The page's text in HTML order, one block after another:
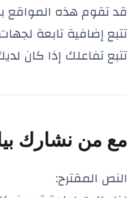
قد تقوم هذه المواقع
تتبع إضافية تابعة
تتبع تفاعلك إذا كان
مع من نشارك
النص المقترح: